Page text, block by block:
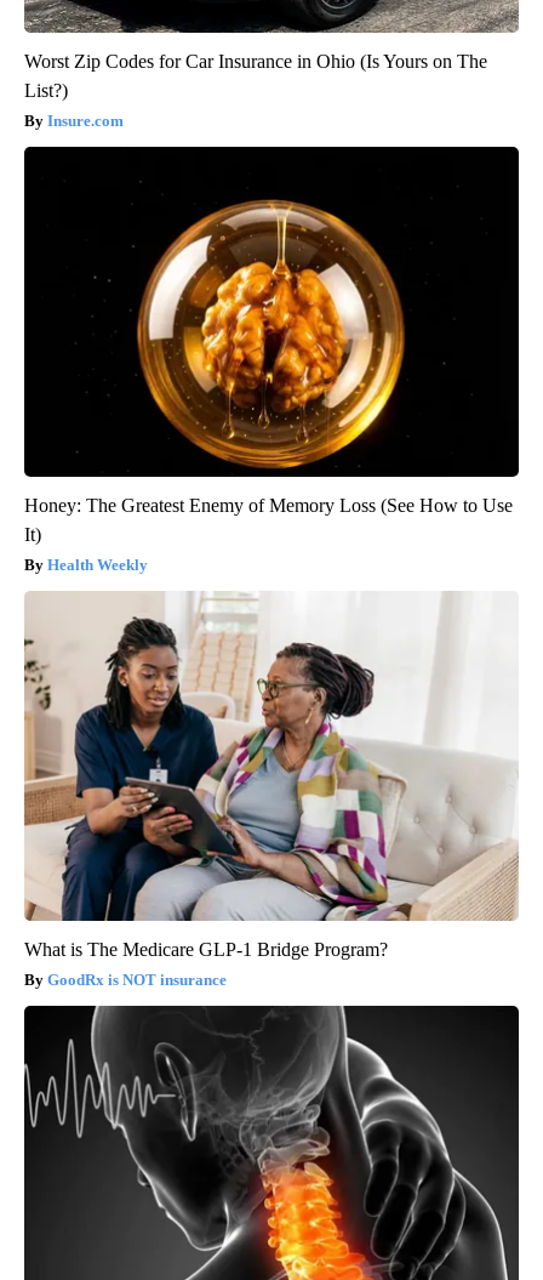
Worst Zip Codes for Car Insurance in Ohio (Is Yours on The
List?)
Insure.com
Honey: The Greatest Enemy of Memory Loss (See How to Use
It)
Health Weekly
What is The Medicare GLP-1 Bridge Program?
GoodRx is NOT insurance